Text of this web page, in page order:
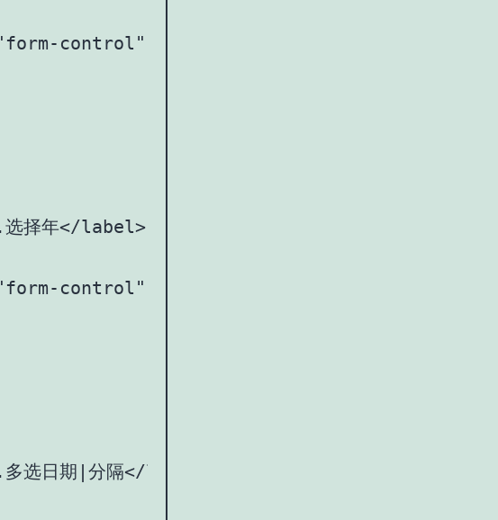
control" id="monthPicker">
择年</label>
control" id="yearPicker">
日期|分隔</label>